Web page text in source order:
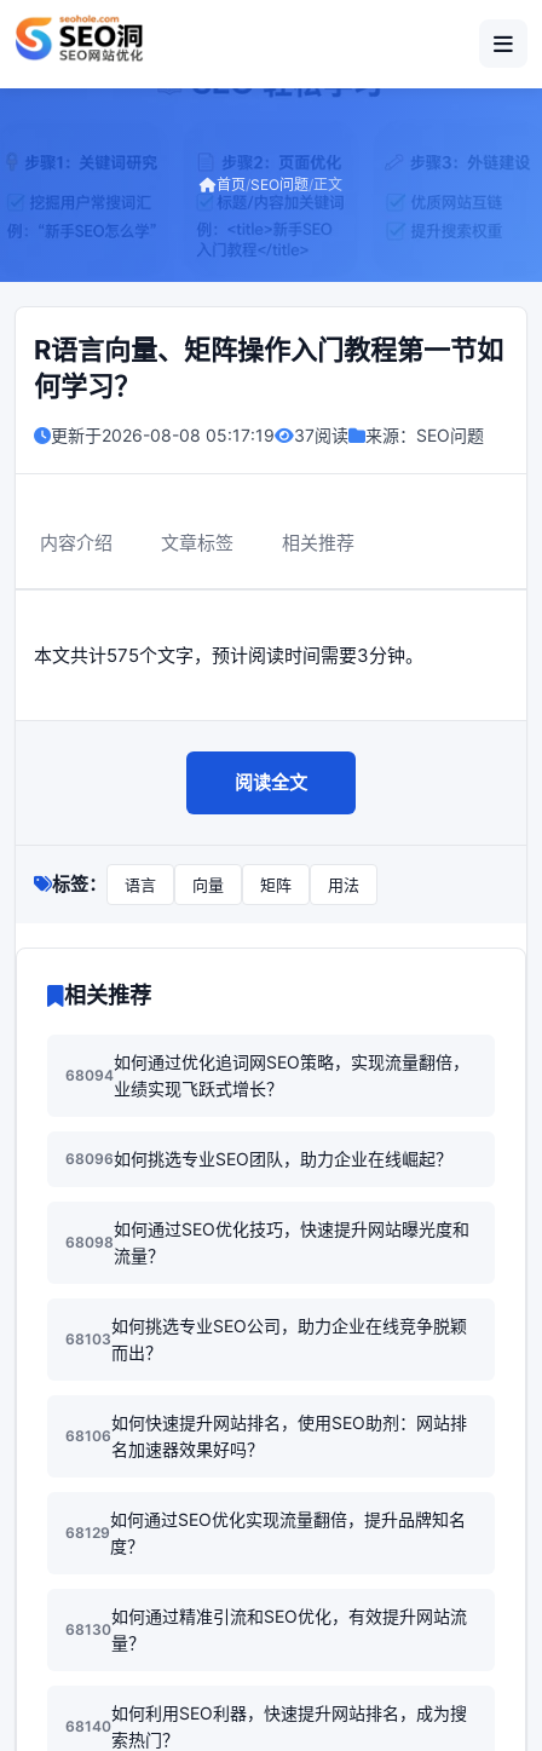
首页/SEO问题/正文
R语言向量、矩阵操作入门教程第一节如
何学习？
更新于2026-08-08 05:17:19 37阅读 来源： SEO问题
内容介绍 文章标签 相关推荐
本文共计575个文字，预计阅读时间需要3分钟。
阅读全文
标签： 语言 向量 矩阵 用法
相关推荐
68094
如何通过优化追词网SEO策略，实现流量翻倍，
业绩实现飞跃式增长？
68096如何挑选专业SEO团队，助力企业在线崛起？
68098
如何通过SEO优化技巧，快速提升网站曝光度和
流量？
68103
如何挑选专业SEO公司，助力企业在线竞争脱颖
而出？
68106
如何快速提升网站排名，使用SEO助剂：网站排
名加速器效果好吗？
68129
如何通过SEO优化实现流量翻倍，提升品牌知名
度？
68130
如何通过精准引流和SEO优化，有效提升网站流
量？
68140
如何利用SEO利器，快速提升网站排名，成为搜
索热门？